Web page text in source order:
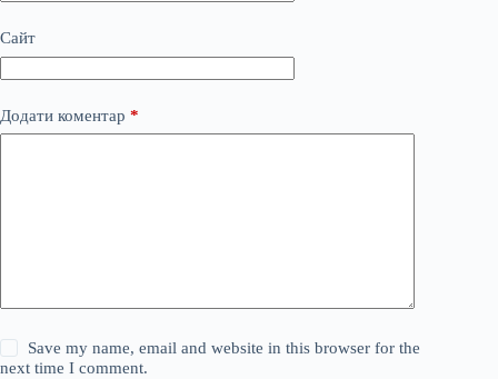
Сайт
Додати коментар *
Save my name, email and website in this browser for the
next time I comment.